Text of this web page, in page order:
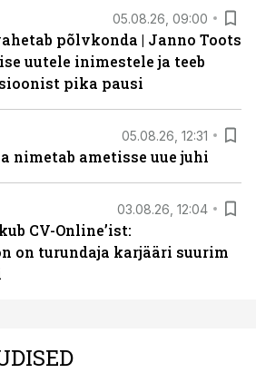
05.08.26, 09:00
põlvkonda | Janno Toots
uutele inimestele ja teeb
pika pausi
05.08.26, 12:31
nimetab ametisse uue juhi
03.08.26, 12:04
CV-Online’ist:
on turundaja karjääri suurim